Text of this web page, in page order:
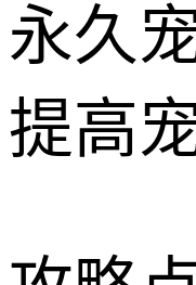
永久
提高